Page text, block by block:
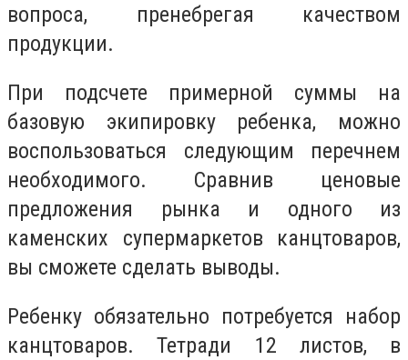
вопроса, пренебрегая качеством
продукции.
При подсчете примерной суммы на
базовую экипировку ребенка, можно
воспользоваться следующим перечнем
необходимого. Сравнив ценовые
предложения рынка и одного из
каменских супермаркетов канцтоваров,
вы сможете сделать выводы.
Ребенку обязательно потребуется набор
канцтоваров. Тетради 12 листов, в